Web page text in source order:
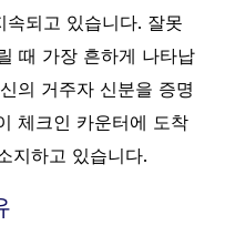
되고 있습니다. 잘못
때 가장 흔하게 나타납
의 거주자 신분을 증명
체크인 카운터에 도착
지하고 있습니다.